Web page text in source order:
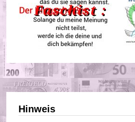
Hinweis